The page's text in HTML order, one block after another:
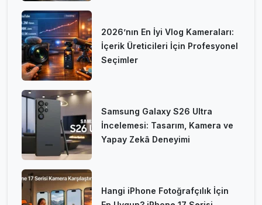
2026’nın En İyi Vlog Kameraları:
İçerik Üreticileri İçin Profesyonel
Seçimler
Samsung Galaxy S26 Ultra
İncelemesi: Tasarım, Kamera ve
Yapay Zekâ Deneyimi
Hangi iPhone Fotoğrafçılık İçin